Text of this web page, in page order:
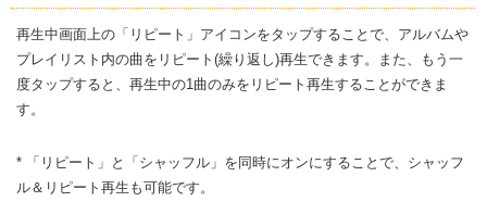
再生中画面上の「リピート」アイコンをタップすることで、アルバムや
プレイリスト内の曲をリピート(繰り返し)再生できます。また、もう一
度タップすると、再生中の1曲のみをリピート再生することができま
す。
* 「リピート」と「シャッフル」を同時にオンにすることで、シャッフ
ル＆リピート再生も可能です。